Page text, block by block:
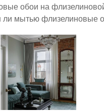
обои на
ли мытью флизелиновые